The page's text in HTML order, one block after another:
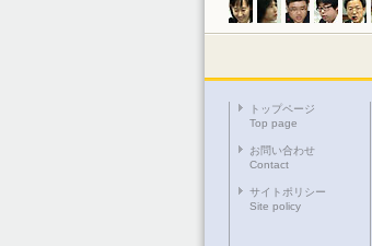
トップページ
Top page
お問い合わせ
Contact
サイトポリシー
Site policy